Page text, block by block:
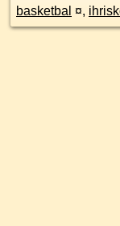
basketbal ¤,